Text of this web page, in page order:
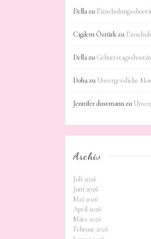
Dellazu
Cigdem Öztürkzu
Dellazu
Dohazu Unvergessliche
Jennifer dustmannzu
Archiv
Juli 2026
Juni 2026
Mai 2026
April 2026
März 2026
Februar 2026